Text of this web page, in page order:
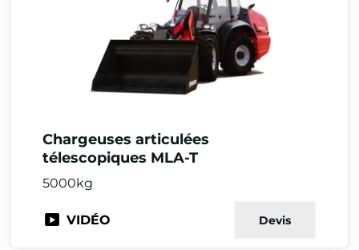
Chargeuses articulées
télescopiques MLA-T
5000kg
VIDÉO Devis